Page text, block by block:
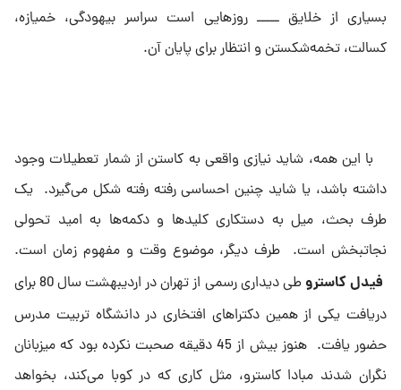
بسیارى از خلایق ـــــ‌ روزهایى است سراسر بیهودگى، خمیازه،
کسالت، تخمه‌شکستن و انتظار براى پایان آن.
با این همه، شاید نیازى واقعى به کاستن از شمار تعطیلات وجود
داشته باشد، یا شاید چنین احساسى رفته رفته شکل می‌‌گیرد. یک
طرف بحث، میل به دستکارى کلیدها و دکمه‌ها به امید تحولى
نجاتبخش است. طرف دیگر، موضوع وقت و مفهوم زمان است.
فیدل کاسترو
طی دیدارى رسمى از تهران در اردیبهشت سال 80 براى
دریافت یکی از همین دکتراهای افتخارى در دانشگاه تربیت مدرس
حضور یافت. هنوز بیش از 45 دقیقه صحبت نکرده بود که میزبانان
نگران شدند مبادا کاسترو، مثل کارى که در کوبا مى‌کند، بخواهد